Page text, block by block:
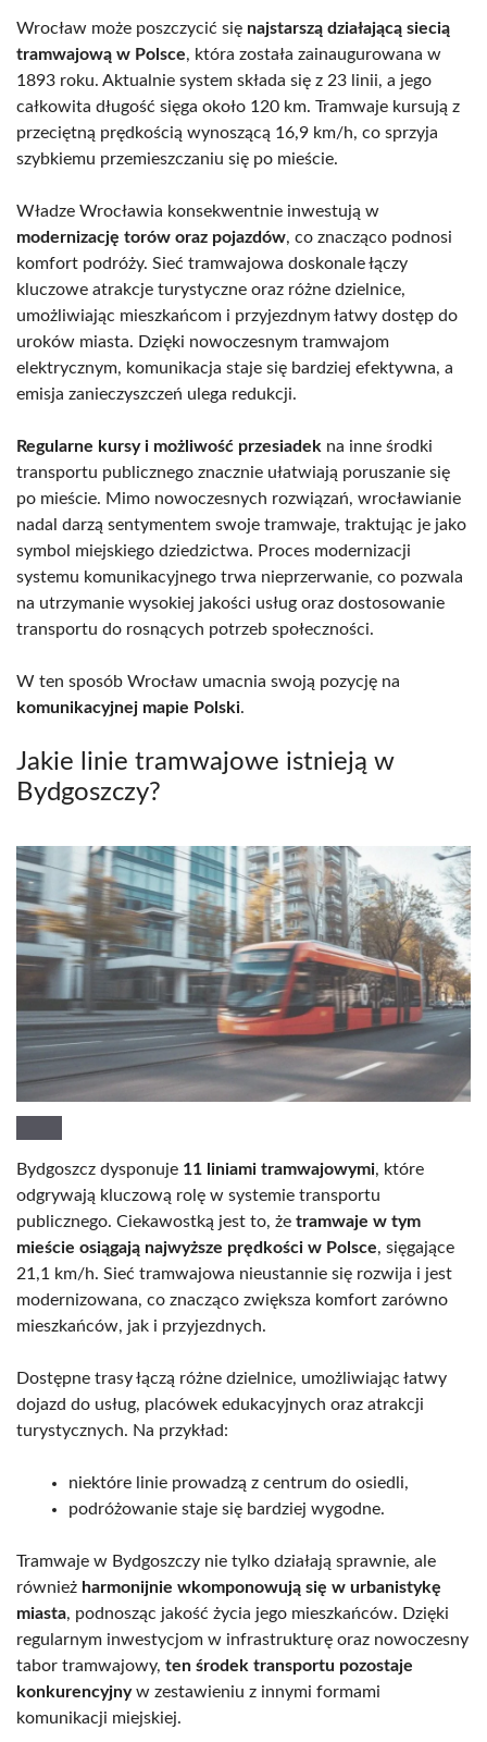
Wrocław może poszczycić się najstarszą działającą siecią
tramwajową w Polsce, która została zainaugurowana w
1893 roku. Aktualnie system składa się z 23 linii, a jego
całkowita długość sięga około 120 km. Tramwaje kursują z
przeciętną prędkością wynoszącą 16,9 km/h, co sprzyja
szybkiemu przemieszczaniu się po mieście.
Władze Wrocławia konsekwentnie inwestują w
modernizację torów oraz pojazdów, co znacząco podnosi
komfort podróży. Sieć tramwajowa doskonale łączy
kluczowe atrakcje turystyczne oraz różne dzielnice,
umożliwiając mieszkańcom i przyjezdnym łatwy dostęp do
uroków miasta. Dzięki nowoczesnym tramwajom
elektrycznym, komunikacja staje się bardziej efektywna, a
emisja zanieczyszczeń ulega redukcji.
Regularne kursy i możliwość przesiadek na inne środki
transportu publicznego znacznie ułatwiają poruszanie się
po mieście. Mimo nowoczesnych rozwiązań, wrocławianie
nadal darzą sentymentem swoje tramwaje, traktując je jako
symbol miejskiego dziedzictwa. Proces modernizacji
systemu komunikacyjnego trwa nieprzerwanie, co pozwala
na utrzymanie wysokiej jakości usług oraz dostosowanie
transportu do rosnących potrzeb społeczności.
W ten sposób Wrocław umacnia swoją pozycję na
komunikacyjnej mapie Polski.
Jakie linie tramwajowe istnieją w
Bydgoszczy?
Bydgoszcz dysponuje 11 liniami tramwajowymi, które
odgrywają kluczową rolę w systemie transportu
publicznego. Ciekawostką jest to, że tramwaje w tym
mieście osiągają najwyższe prędkości w Polsce, sięgające
21,1 km/h. Sieć tramwajowa nieustannie się rozwija i jest
modernizowana, co znacząco zwiększa komfort zarówno
mieszkańców, jak i przyjezdnych.
Dostępne trasy łączą różne dzielnice, umożliwiając łatwy
dojazd do usług, placówek edukacyjnych oraz atrakcji
turystycznych. Na przykład:
niektóre linie prowadzą z centrum do osiedli,
podróżowanie staje się bardziej wygodne.
Tramwaje w Bydgoszczy nie tylko działają sprawnie, ale
również harmonijnie wkomponowują się w urbanistykę
miasta, podnosząc jakość życia jego mieszkańców. Dzięki
regularnym inwestycjom w infrastrukturę oraz nowoczesny
tabor tramwajowy, ten środek transportu pozostaje
konkurencyjnyw zestawieniu z innymi formami
komunikacji miejskiej.